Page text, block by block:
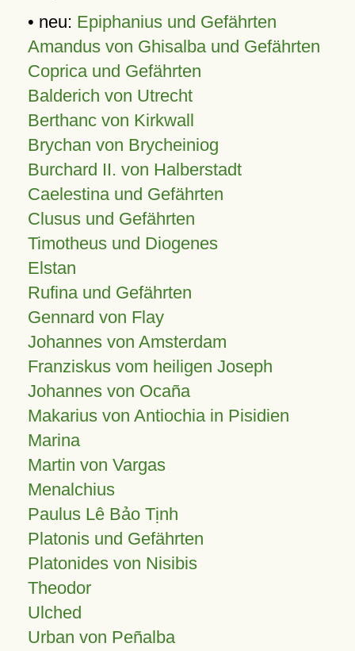
• neu: Epiphanius und Gefährten
Amandus von Ghisalba und Gefährten
Coprica und Gefährten
Balderich von Utrecht
Berthanc von Kirkwall
Brychan von Brycheiniog
Burchard II. von Halberstadt
Caelestina und Gefährten
Clusus und Gefährten
Timotheus und Diogenes
Elstan
Rufina und Gefährten
Gennard von Flay
Johannes von Amsterdam
Franziskus vom heiligen Joseph
Johannes von Ocaña
Makarius von Antiochia in Pisidien
Marina
Martin von Vargas
Menalchius
Paulus Lê Bảo Tịnh
Platonis und Gefährten
Platonides von Nisibis
Theodor
Ulched
Urban von Peñalba